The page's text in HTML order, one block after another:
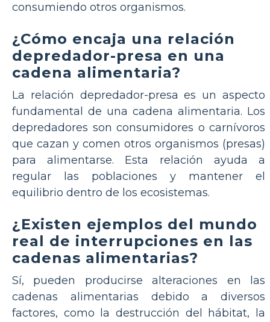
consumiendo otros organismos.
¿Cómo encaja una relación
depredador-presa en una
cadena alimentaria?
La relación depredador-presa es un aspecto
fundamental de una cadena alimentaria. Los
depredadores son consumidores o carnívoros
que cazan y comen otros organismos (presas)
para alimentarse. Esta relación ayuda a
regular las poblaciones y mantener el
equilibrio dentro de los ecosistemas.
¿Existen ejemplos del mundo
real de interrupciones en las
cadenas alimentarias?
Sí, pueden producirse alteraciones en las
cadenas alimentarias debido a diversos
factores, como la destrucción del hábitat, la